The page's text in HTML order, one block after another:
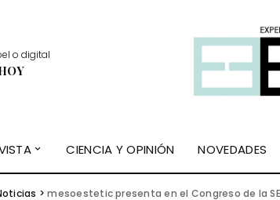
o digital
CIENCIA Y OPINIÓN NOVEDADES
>mesoestetic presenta en el Congreso de la SEME un estudio sobre el tratamiento de